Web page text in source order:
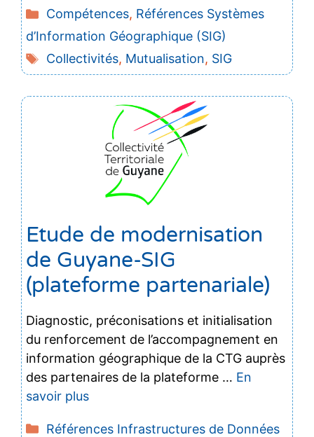
Catégories
Compétences, Références Systèmes
d’Information Géographique (SIG)
Étiquettes
Collectivités, Mutualisation, SIG
Etude de modernisation
de Guyane-SIG
(plateforme partenariale)
Diagnostic, préconisations et initialisation
du renforcement de l’accompagnement en
information géographique de la CTG auprès
des partenaires de la plateforme … En
savoir plus
Catégories
Références Infrastructures de Données